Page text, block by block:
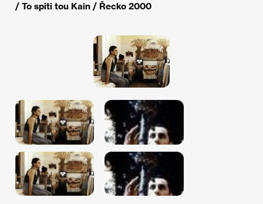
/ To spiti tou Kain / Řecko 2000